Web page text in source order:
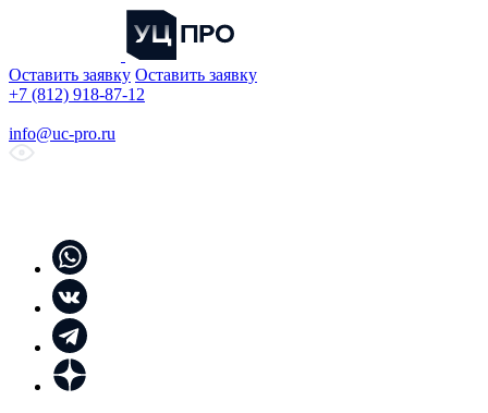
Оставить заявку Оставить заявку
+7 (812) 918-87-12
info@uc-pro.ru